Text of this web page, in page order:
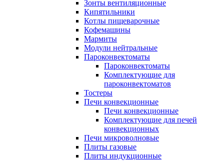
Зонты вентиляционные
Кипятильники
Котлы пищеварочные
Кофемашины
Мармиты
Модули нейтральные
Пароконвектоматы
Пароконвектоматы
Комплектующие для
пароконвектоматов
Тостеры
Печи конвекционные
Печи конвекционные
Комплектующие для печей
конвекционных
Печи микроволновые
Плиты газовые
Плиты индукционные